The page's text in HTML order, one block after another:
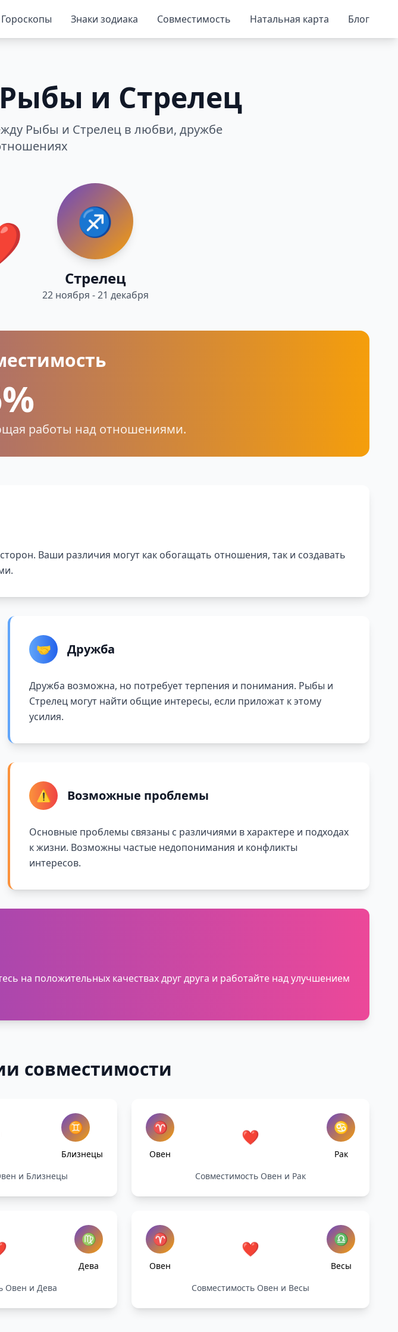
Гороскопы Знаки зодиака Совместимость Натальная карта Блог
и Стрелец
Рыбы и Стрелец в любви, дружбе
♐
Стрелец
22 ноября - 21 декабря
работы над отношениями.
Ваши различия могут как обогащать отношения, так и создавать
🤝 Дружба
Дружба возможна, но потребует терпения и понимания. Рыбы и
Стрелец могут найти общие интересы, если приложат к этому
усилия.
⚠️ Возможные проблемы
Основные проблемы связаны с различиями в характере и подходах
к жизни. Возможны частые недопонимания и конфликты
интересов.
на положительных качествах друг друга и работайте над улучшением
совместимости
♊
Близнецы
и Близнецы
♈
Овен
❤️ ♋
Рак
Совместимость Овен и Рак
♍
Дева
Овен и Дева
♈
Овен
❤️ ♎
Весы
Совместимость Овен и Весы